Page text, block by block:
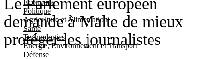
Economie
Politique
Agriculture et Alimentation
Santé
Technologies
Energie, Environnement et Transport
Défense
Le Parlement européen
demande à Malte de mieux
protéger les journalistes